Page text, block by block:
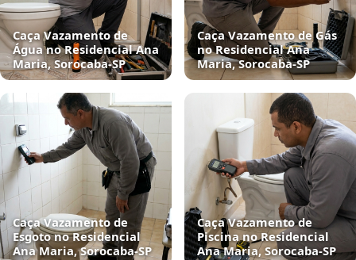
Caça Vazamento de
Água no Residencial Ana
Maria, Sorocaba‑SP
Caça Vazamento de Gás
no Residencial Ana
Maria, Sorocaba‑SP
Caça Vazamento de
Esgoto no Residencial
Ana Maria, Sorocaba‑SP
Caça Vazamento de
Piscina no Residencial
Ana Maria, Sorocaba‑SP